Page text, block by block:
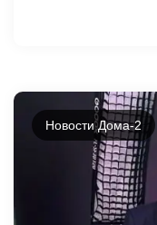
Новости Дома-2